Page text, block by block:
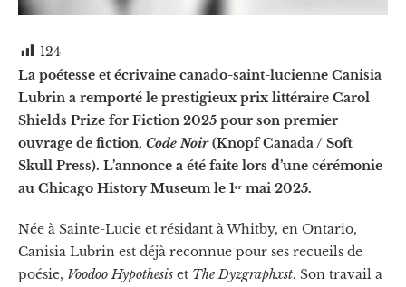
124
La poétesse et écrivaine canado-saint-lucienne Canisia
Lubrin a remporté le prestigieux prix littéraire Carol
Shields Prize for Fiction 2025 pour son premier
ouvrage de fiction, Code Noir(Knopf Canada / Soft
Skull Press). L’annonce a été faite lors d’une cérémonie
au Chicago History Museum le 1ᵉʳ mai 2025.
Née à Sainte-Lucie et résidant à Whitby, en Ontario,
Canisia Lubrin est déjà reconnue pour ses recueils de
poésie, Voodoo Hypothesis et The Dyzgraphxst. Son travail a